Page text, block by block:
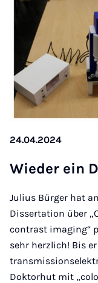
24.04.2024
Wie­der ein
Julius Bürger hat
Dissertation über
contrast imaging“
sehr herzlich! Bis
Doktorhut mit